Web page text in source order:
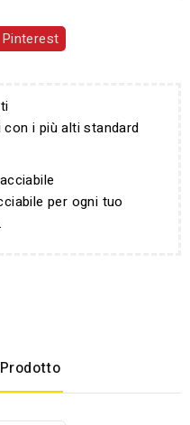
Pinterest
i più alti standard
per ogni tuo